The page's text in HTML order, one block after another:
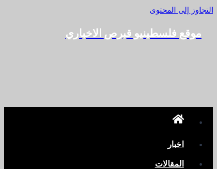
التجاوز إلى المحتوى
موقع فلسطينيو قبرص الاخباري
اخبار
المقالات